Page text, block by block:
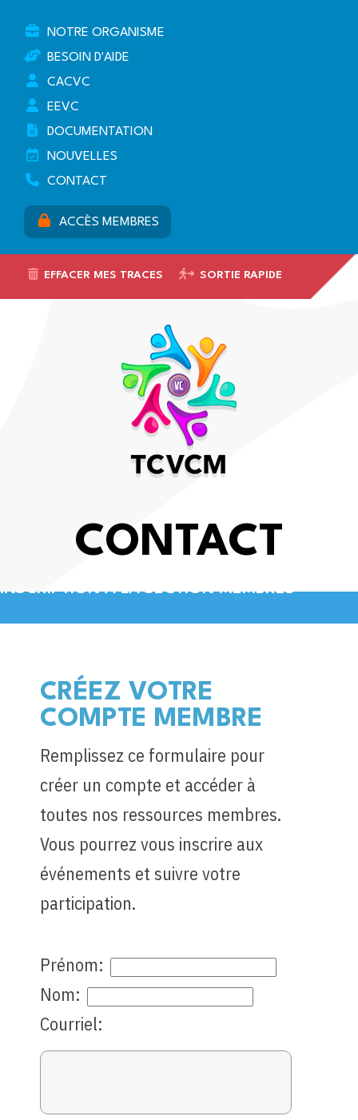
NOTRE ORGANISME
BESOIN D'AIDE
CACVC
EEVC
DOCUMENTATION
NOUVELLES
CONTACT
ACCÈS MEMBRES
EFFACER MES TRACES SORTIE RAPIDE
CONTACT
INSCRIPTION À LA SECTION MEMBRES
CRÉEZ VOTRE
COMPTE MEMBRE
Remplissez ce formulaire pour
créer un compte et accéder à
toutes nos ressources membres.
Vous pourrez vous inscrire aux
événements et suivre votre
participation.
Prénom:
Nom:
Courriel: